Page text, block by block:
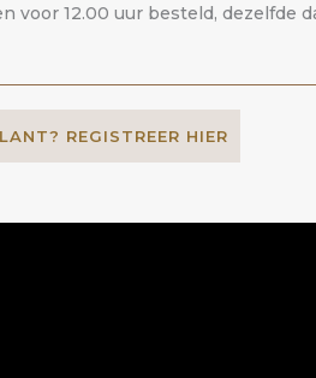
voor 12.00 uur besteld, dezelfde
REGISTREER HIER